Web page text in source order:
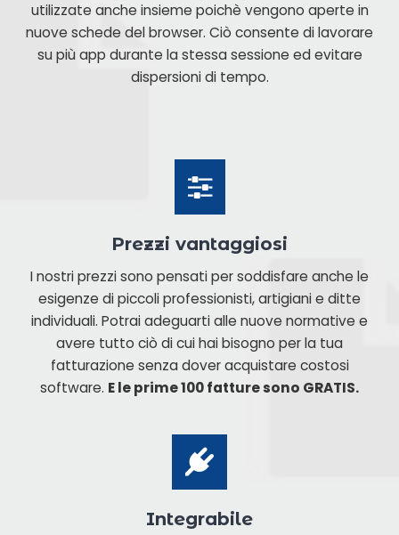
utilizzate anche insieme poichè vengono aperte in
nuove schede del browser. Ciò consente di lavorare
su più app durante la stessa sessione ed evitare
dispersioni di tempo.
Prezzi vantaggiosi
I nostri prezzi sono pensati per soddisfare anche le
esigenze di piccoli professionisti, artigiani e ditte
individuali. Potrai adeguarti alle nuove normative e
avere tutto ciò di cui hai bisogno per la tua
fatturazione senza dover acquistare costosi
software. E le prime 100 fatture sono GRATIS.
Integrabile